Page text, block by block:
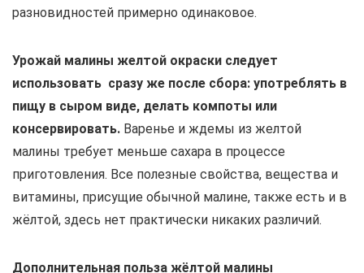
разновидностей примерно одинаковое.
Урожай малины желтой окраски следует
использовать сразу же после сбора: употреблять в
пищу в сыром виде, делать компоты или
консервировать. Варенье и ждемы из желтой
малины требует меньше сахара в процессе
приготовления. Все полезные свойства, вещества и
витамины, присущие обычной малине, также есть и в
жёлтой, здесь нет практически никаких различий.
Дополнительная польза жёлтой малины